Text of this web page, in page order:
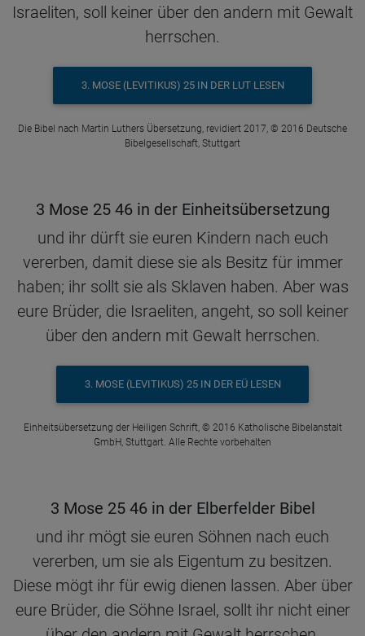
Israeliten, soll keiner über den andern mit Gewalt
herrschen.
3. MOSE (LEVITIKUS) 25 IN DER LUT LESEN
Die Bibel nach Martin Luthers Übersetzung, revidiert 2017, © 2016 Deutsche
Bibelgesellschaft, Stuttgart
3 Mose 25 46 in der Einheitsübersetzung
und ihr dürft sie euren Kindern nach euch
vererben, damit diese sie als Besitz für immer
haben; ihr sollt sie als Sklaven haben. Aber was
eure Brüder, die Israeliten, angeht, so soll keiner
über den andern mit Gewalt herrschen.
3. MOSE (LEVITIKUS) 25 IN DER EÜ LESEN
Einheitsübersetzung der Heiligen Schrift, © 2016 Katholische Bibelanstalt
GmbH, Stuttgart. Alle Rechte vorbehalten
3 Mose 25 46 in der Elberfelder Bibel
und ihr mögt sie euren Söhnen nach euch
vererben, um sie als Eigentum zu besitzen.
Diese mögt ihr für ewig dienen lassen. Aber über
eure Brüder, die Söhne Israel, sollt ihr nicht einer